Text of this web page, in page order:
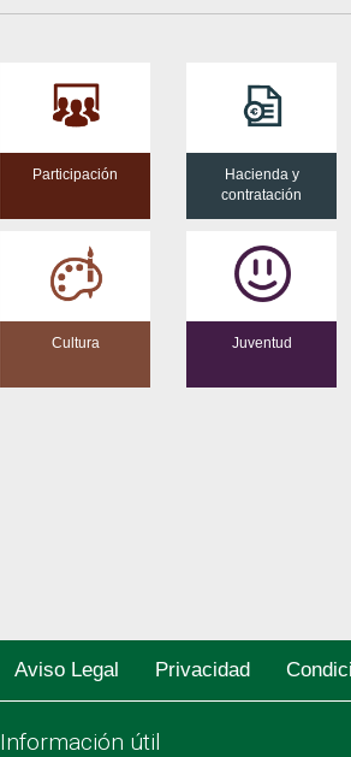
Participación
Hacienda y
contratación
Cultura Juventud
Aviso Legal Privacidad
Información útil